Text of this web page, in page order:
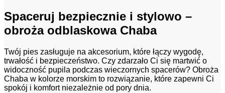
Spaceruj bezpiecznie i stylowo –
obroża odblaskowa Chaba
Twój pies zasługuje na akcesorium, które łączy wygodę,
trwałość i bezpieczeństwo. Czy zdarzało Ci się martwić o
widoczność pupila podczas wieczornych spacerów? Obroża
Chaba w kolorze morskim to rozwiązanie, które zapewni Ci
spokój i komfort niezależnie od pory dnia.